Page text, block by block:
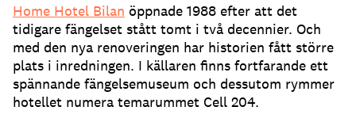
Home Hotel Bilan öppnade 1988 efter att det
tidigare fängelset stått tomt i två decennier. Och
med den nya renoveringen har historien fått större
plats i inredningen. I källaren finns fortfarande ett
spännande fängelsemuseum och dessutom rymmer
hotellet numera temarummet Cell 204.